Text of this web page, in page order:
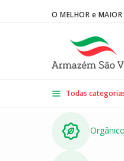
O MELHOR e
Todas